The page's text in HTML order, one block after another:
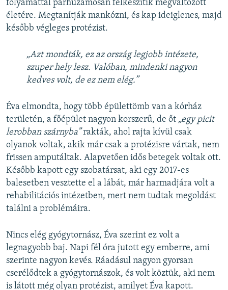
folyamattal párhuzamosan felkészítik megváltozott
életére. Megtanítják mankózni, és kap ideiglenes, majd
később végleges protézist.
„Azt mondták, ez az ország legjobb intézete,
szuper hely lesz. Valóban, mindenki nagyon
kedves volt, de ez nem elég.”
Éva elmondta, hogy több épülettömb van a kórház
területén, a főépület nagyon korszerű, de őt „egy picit
lerobban szárnyba”rakták, ahol rajta kívül csak
olyanok voltak, akik már csak a protézisre vártak, nem
frissen amputáltak. Alapvetően idős betegek voltak ott.
Később kapott egy szobatársat, aki egy 2017-es
balesetben vesztette el a lábát, már harmadjára volt a
rehabilitációs intézetben, mert nem tudtak megoldást
találni a problémáira.
Nincs elég gyógytornász, Éva szerint ez volt a
legnagyobb baj. Napi fél óra jutott egy emberre, ami
szerinte nagyon kevés. Ráadásul nagyon gyorsan
cserélődtek a gyógytornászok, és volt köztük, aki nem
is látott még olyan protézist, amilyet Éva kapott.